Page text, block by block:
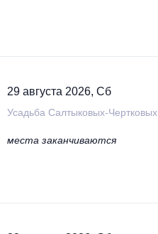
29 августа 2026, Сб
Усадьба Салтыковых-Чертковых
места заканчиваются